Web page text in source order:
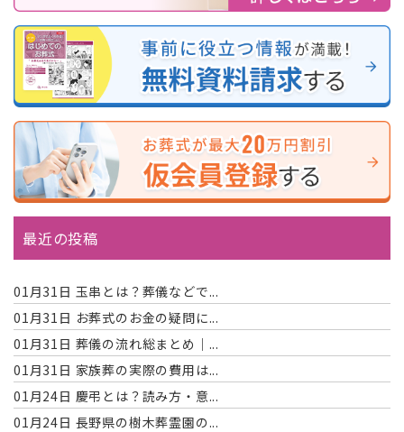
最近の投稿
01月31日 玉串とは？葬儀などで...
01月31日 お葬式のお金の疑問に...
01月31日 葬儀の流れ総まとめ｜...
01月31日 家族葬の実際の費用は...
01月24日 慶弔とは？読み方・意...
01月24日 長野県の樹木葬霊園の...